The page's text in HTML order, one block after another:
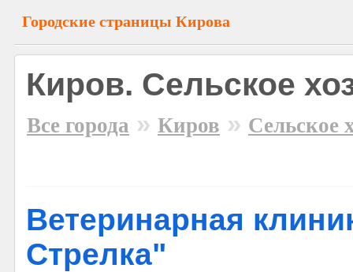
Городские страницы Кирова
Киров. Сельское
Все города » Киров » Сельское
Ветеринарная
Стрелка"